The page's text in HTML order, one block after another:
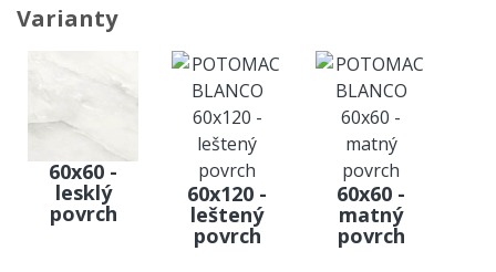
Varianty
60x60 -
lesklý
povrch
60x120 -
leštený
povrch
60x60 -
matný
povrch